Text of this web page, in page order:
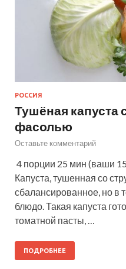
РОССИЯ
Тушёная капуста
фасолью
Оставьте комментарий
4 порции 25 мин (ваши
Капуста, тушенная со
сбалансированное, но в
блюдо. Такая капуста
томатной пасты, …
ПОДРОБНЕЕ